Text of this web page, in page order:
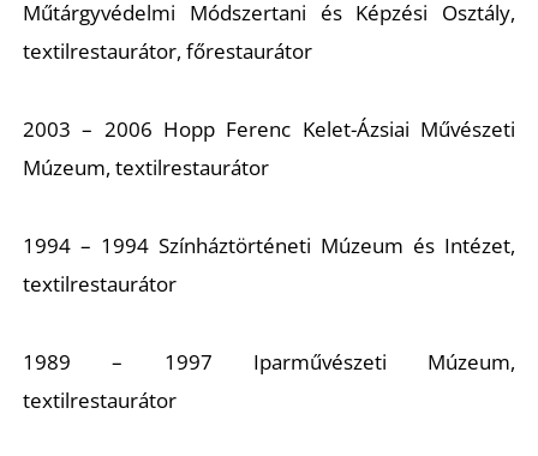
Műtárgyvédelmi Módszertani és Képzési Osztály,
textilrestaurátor, főrestaurátor
2003 – 2006 Hopp Ferenc Kelet-Ázsiai Művészeti
Múzeum, textilrestaurátor
1994 – 1994 Színháztörténeti Múzeum és Intézet,
textilrestaurátor
1989 – 1997 Iparművészeti Múzeum,
textilrestaurátor